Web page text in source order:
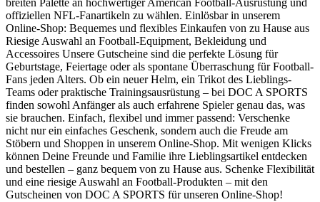
breiten Palette an hochwertiger American Football-Ausrüstung und
offiziellen NFL-Fanartikeln zu wählen. Einlösbar in unserem
Online-Shop: Bequemes und flexibles Einkaufen von zu Hause aus
Riesige Auswahl an Football-Equipment, Bekleidung und
Accessoires Unsere Gutscheine sind die perfekte Lösung für
Geburtstage, Feiertage oder als spontane Überraschung für Football-
Fans jeden Alters. Ob ein neuer Helm, ein Trikot des Lieblings-
Teams oder praktische Trainingsausrüstung – bei DOC A SPORTS
finden sowohl Anfänger als auch erfahrene Spieler genau das, was
sie brauchen. Einfach, flexibel und immer passend: Verschenke
nicht nur ein einfaches Geschenk, sondern auch die Freude am
Stöbern und Shoppen in unserem Online-Shop. Mit wenigen Klicks
können Deine Freunde und Familie ihre Lieblingsartikel entdecken
und bestellen – ganz bequem von zu Hause aus. Schenke Flexibilität
und eine riesige Auswahl an Football-Produkten – mit den
Gutscheinen von DOC A SPORTS für unseren Online-Shop!